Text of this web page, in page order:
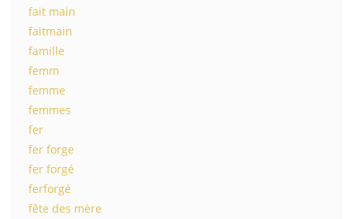
fait main
faitmain
famille
femm
femme
femmes
fer
fer forge
fer forgé
ferforgé
fête des mère